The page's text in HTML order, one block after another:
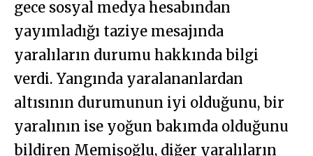
gece sosyal medya hesabından
yayımladığı taziye mesajında
yaralıların durumu hakkında bilgi
verdi. Yangında yaralananlardan
altısının durumunun iyi olduğunu, bir
yaralının ise yoğun bakımda olduğunu
bildiren Memişoğlu, diğer yaralıların